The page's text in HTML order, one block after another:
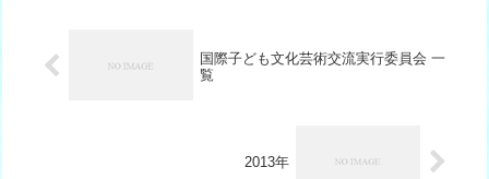
国際子ども文化芸術交流実行委員会 一
覧
2013年